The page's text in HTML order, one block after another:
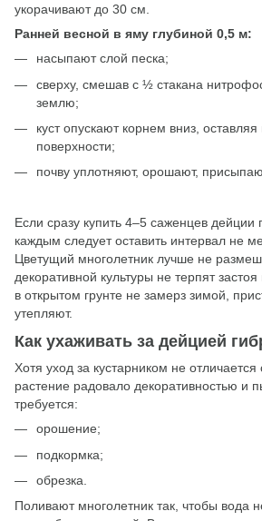
укорачивают до 30 см.
Ранней весной в яму глубиной 0,5 м:
насыпают слой песка;
сверху, смешав с ½ стакана
землю;
куст опускают корнем вниз,
поверхности;
почву уплотняют, орошают,
Если сразу купить 4–5 саженцев
каждым следует оставить интервал не
Цветущий многолетник лучше не
декоративной культуры не терпят
в открытом грунте не замерз зимой,
утепляют.
Как ухаживать за дейцией
Хотя уход за кустарником не
растение радовало декоративностью и
требуется:
орошение;
подкормка;
обрезка.
Поливают многолетник так, чтобы вода